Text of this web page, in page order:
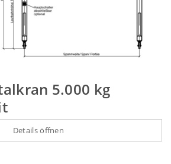
5.000 kg
Details öffnen